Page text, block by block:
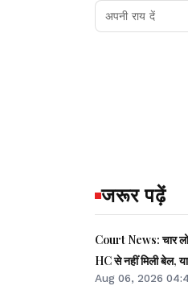
जरूर पढ़ें
Court News: चार
HC से नहीं मिली बेल,
Aug 06, 2026